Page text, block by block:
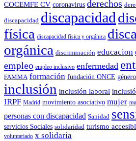
COCEMFE CV coronavirus derechos
discapacidad discapacidad
física discapacidad física y orgánica
orgánica discriminación educacion
empleo empleo inclusivo enfermedad
FAMMA formación fundación ONCE género
inclusión inclusión laboral
IRPF Madrid movimiento asociativo mujer
personas con discapacidad Sanidad
servicios Sociales solidaridad turismo
voluntariado x solidaria